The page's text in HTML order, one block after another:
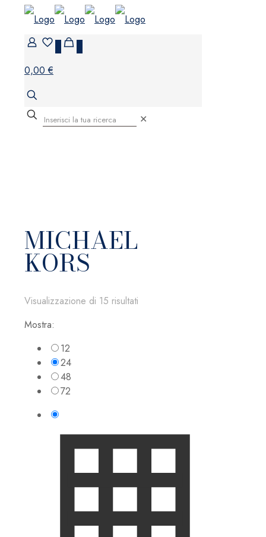
0,00 €
✕
MICHAEL
KORS
Visualizzazione di 15 risultati
Mostra:
12
24
48
72